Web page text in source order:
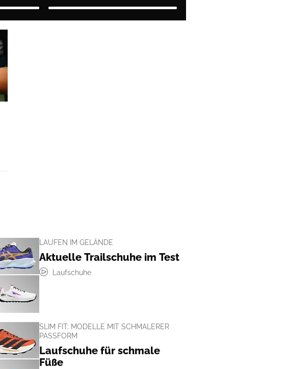
LAUFEN IM GELÄNDE
Aktuelle Trailschuhe im Test
Laufschuhe
SLIM FIT: MODELLE MIT SCHMALERER
PASSFORM
Laufschuhe für schmale
Füße